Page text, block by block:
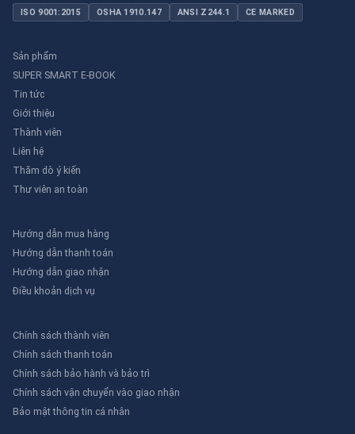
ISO 9001:2015 OSHA 1910.147 ANSI Z244.1 CE MARKED
Sản phẩm
SUPER SMART E-BOOK
Tin tức
Giới thiệu
Thành viên
Liên hệ
Thăm dò ý kiến
Thư viên an toàn
Hướng dẫn mua hàng
Hướng dẫn thanh toán
Hướng dẫn giao nhận
Điều khoản dịch vụ
Chính sách thành viên
Chính sách thanh toán
Chính sách bảo hành và bảo trì
Chính sách vận chuyển vào giao nhận
Bảo mật thông tin cá nhân